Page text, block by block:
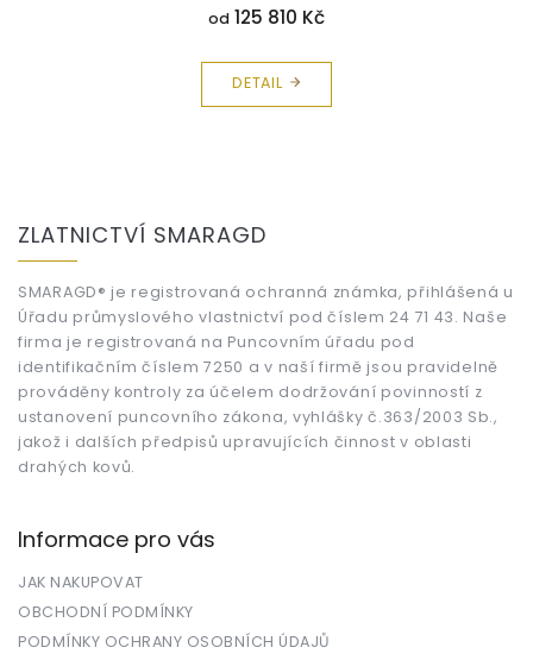
od 125 810 Kč
DETAIL
ZLATNICTVÍ SMARAGD
SMARAGD® je registrovaná ochranná známka, přihlášená u
Úřadu průmyslového vlastnictví pod číslem 24 71 43. Naše
firma je registrovaná na Puncovním úřadu pod
identifikačním číslem 7250 a v naší firmě jsou pravidelně
prováděny kontroly za účelem dodržování povinností z
ustanovení puncovního zákona, vyhlášky č.363/2003 Sb.,
jakož i dalších předpisů upravujících činnost v oblasti
drahých kovů.
Informace pro vás
JAK NAKUPOVAT
OBCHODNÍ PODMÍNKY
PODMÍNKY OCHRANY OSOBNÍCH ÚDAJŮ